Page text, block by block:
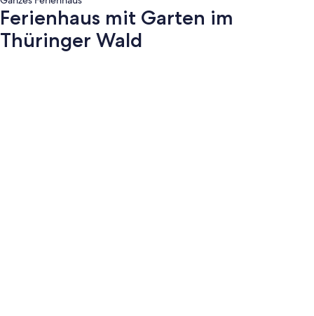
Ferienhaus mit Garten im
Thüringer Wald